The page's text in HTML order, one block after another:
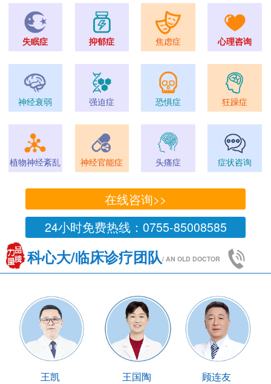
失眠症 抑郁症 焦虑症 心理咨询
神经衰弱 强迫症 恐惧症 狂躁症
植物神经紊乱 神经官能症 头痛症 症状咨询
在线咨询>>
24小时免费热线：0755-85008585
科心大/临床诊疗团队/ AN OLD DOCTOR
王凯
王国陶
顾连友